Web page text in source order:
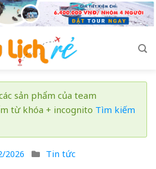
sản phẩm của team
từ khóa + incognito Tìm kiếm
2026 Tin tức